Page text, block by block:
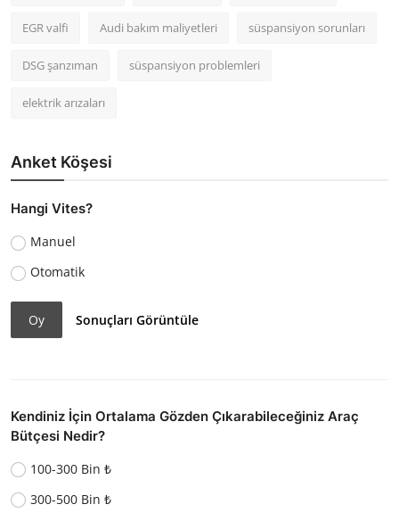
EGR valfi Audi bakım maliyetleri süspansiyon sorunları
DSG şanzıman süspansiyon problemleri
elektrik arızaları
Anket Köşesi
Hangi Vites?
Manuel
Otomatik
Oy Sonuçları Görüntüle
Kendiniz İçin Ortalama Gözden Çıkarabileceğiniz Araç
Bütçesi Nedir?
100-300 Bin ₺
300-500 Bin ₺